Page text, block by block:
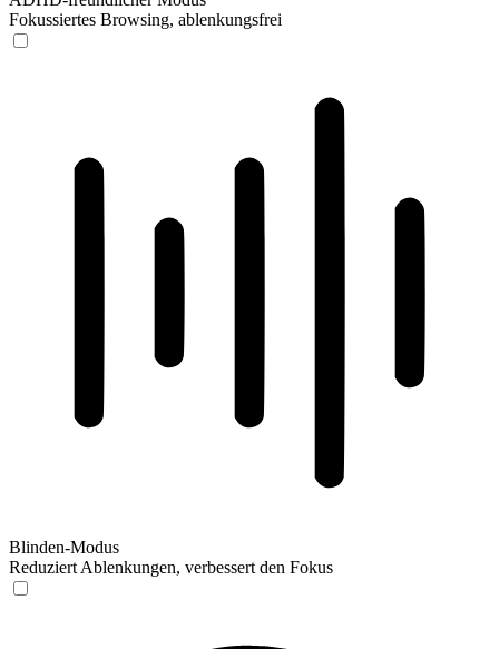
Fokussiertes Browsing, ablenkungsfrei
Blinden-Modus
Reduziert Ablenkungen, verbessert den Fokus